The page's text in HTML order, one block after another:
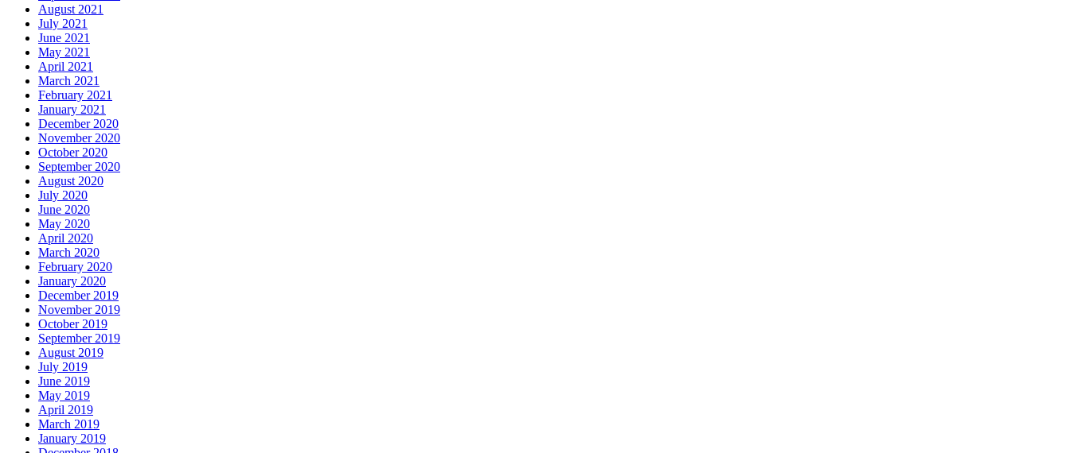
August 2021
July 2021
June 2021
May 2021
April 2021
March 2021
February 2021
January 2021
December 2020
November 2020
October 2020
September 2020
August 2020
July 2020
June 2020
May 2020
April 2020
March 2020
February 2020
January 2020
December 2019
November 2019
October 2019
September 2019
August 2019
July 2019
June 2019
May 2019
April 2019
March 2019
January 2019